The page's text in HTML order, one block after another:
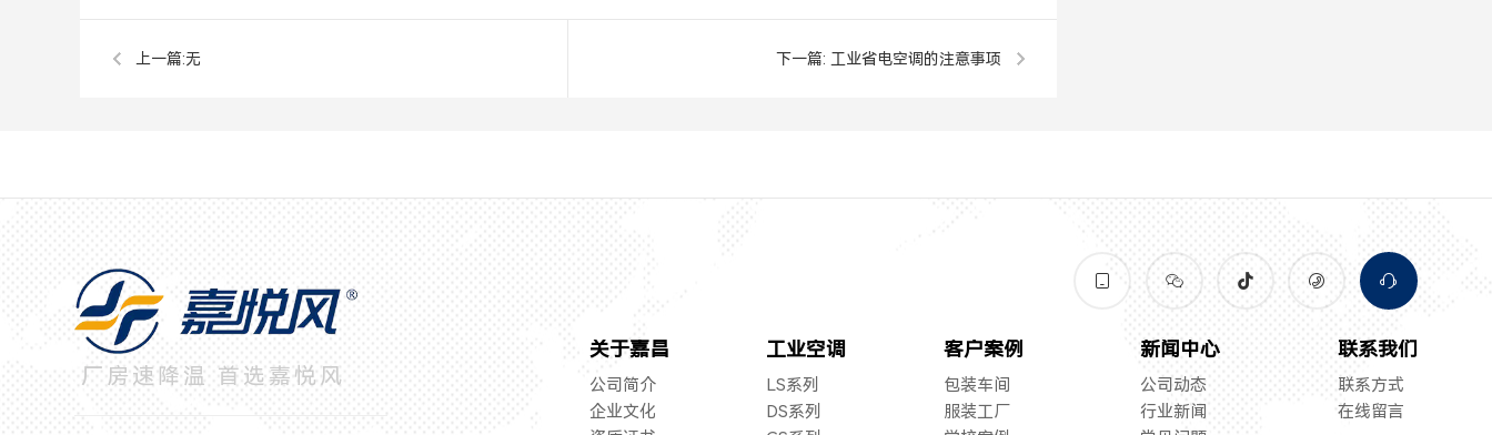
上一篇:无 下一篇: 工业省电空调的注意事项
厂房速降温 首选嘉悦风
    
关于嘉昌
公司简介
企业文化
工业空调
LS系列
DS系列
客户案例
包装车间
服装工厂
新闻中心
公司动态
行业新闻
联系我们
联系方式
在线留言